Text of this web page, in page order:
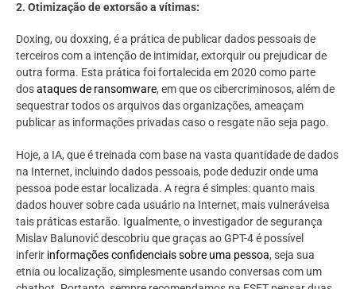
2. Otimização de extorsão a vítimas:
Doxing, ou doxxing, é a prática de publicar dados pessoais de
terceiros com a intenção de intimidar, extorquir ou prejudicar de
outra forma. Esta prática foi fortalecida em 2020 como parte
dosataques de ransomware, em que os cibercriminosos, além de
sequestrar todos os arquivos das organizações, ameaçam
publicar as informações privadas caso o resgate não seja pago.
Hoje, a IA, que é treinada com base na vasta quantidade de dados
na Internet, incluindo dados pessoais, pode deduzir onde uma
pessoa pode estar localizada. A regra é simples: quanto mais
dados houver sobre cada usuário na Internet, mais vulneráveis​​a
tais práticas estarão. Igualmente, o investigador de segurança
Mislav Balunović descobriu que graças ao GPT-4 é possível
inferir informações confidenciais sobre uma pessoa, seja sua
etnia ou localização, simplesmente usando conversas com um